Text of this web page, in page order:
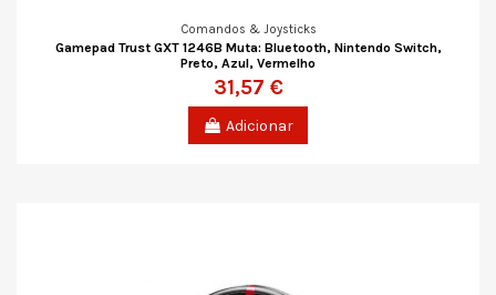
Comandos & Joysticks
Gamepad Trust GXT 1246B Muta: Bluetooth, Nintendo Switch,
Preto, Azul, Vermelho
31,57 €
Adicionar